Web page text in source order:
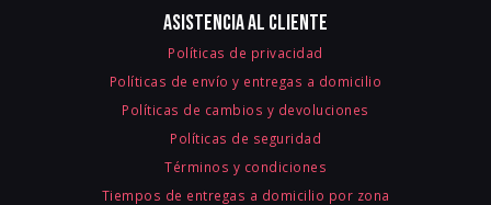
Asistencia al cliente
Políticas de privacidad
Políticas de envío y entregas a domicilio
Políticas de cambios y devoluciones
Políticas de seguridad
Términos y condiciones
Tiempos de entregas a domicilio por zona